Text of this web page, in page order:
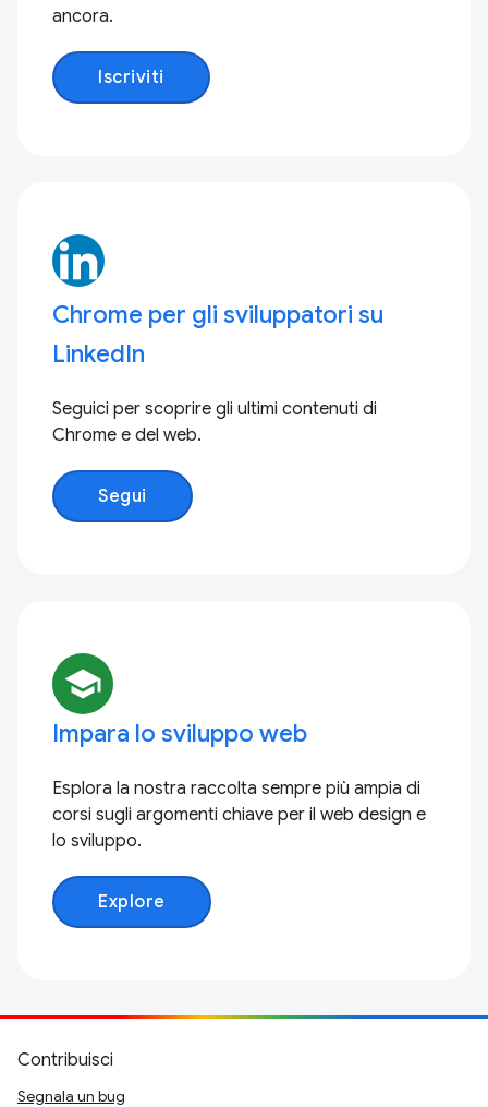
ancora.
Iscriviti
Chrome per gli sviluppatori su
LinkedIn
Seguici per scoprire gli ultimi contenuti di
Chrome e del web.
Segui
school
Impara lo sviluppo web
Esplora la nostra raccolta sempre più ampia di
corsi sugli argomenti chiave per il web design e
lo sviluppo.
Explore
Contribuisci
Segnala un bug